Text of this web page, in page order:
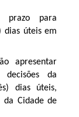
prazo para
dias úteis em
apresentar
da
dias úteis,
da Cidade de